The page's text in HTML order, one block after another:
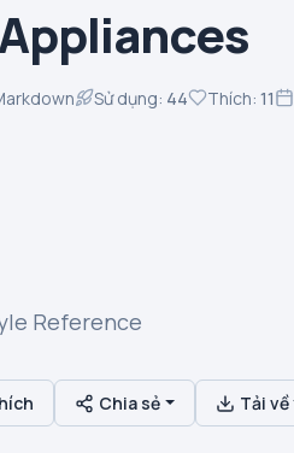
Sử dụng: 44 Thích: 11
Reference
Chia sẻ Tải về